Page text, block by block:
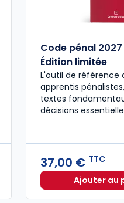
pénale 2027 annoté.
Code pénal
Édition limitée
L'outil de référence
apprentis
textes
décisions
37,00 € TTC
Ajouter au